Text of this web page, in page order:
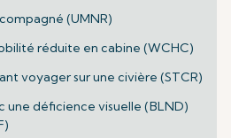
(UMNR)
réduite en cabine (WCHC)
voyager sur une civière (STCR)
une déficience visuelle (BLND)